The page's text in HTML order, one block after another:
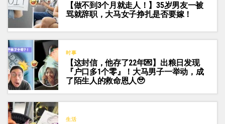
【做不到3个月就走人！】35岁男友一被
骂就辞职，大马女子挣扎是否要嫁！
时事
【这封信，他存了22年💌】出粮日发现
『户口多1个零』！大马男子一举动，成
了陌生人的救命恩人🥹
生活